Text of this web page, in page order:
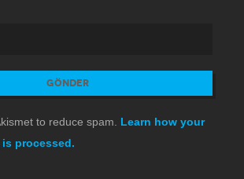
to reduce spam. Learn how your
processed.